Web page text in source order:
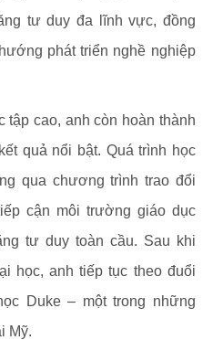
tư duy đa lĩnh vực, đồng
phát triển nghề nghiệp
tập cao, anh còn hoàn thành
quả nổi bật. Quá trình học
qua chương trình trao đổi
cận môi trường giáo dục
tư duy toàn cầu. Sau khi
học, anh tiếp tục theo đuổi
Duke – một trong những
Mỹ.